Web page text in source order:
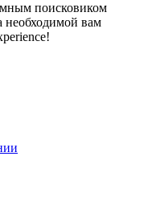
поисковиком
необходимой вам